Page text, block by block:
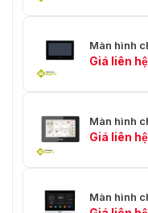
Kích thước sản
phẩm
Màn hình
Giá liên hệ
Màn hình
Giá liên hệ
Màn hình